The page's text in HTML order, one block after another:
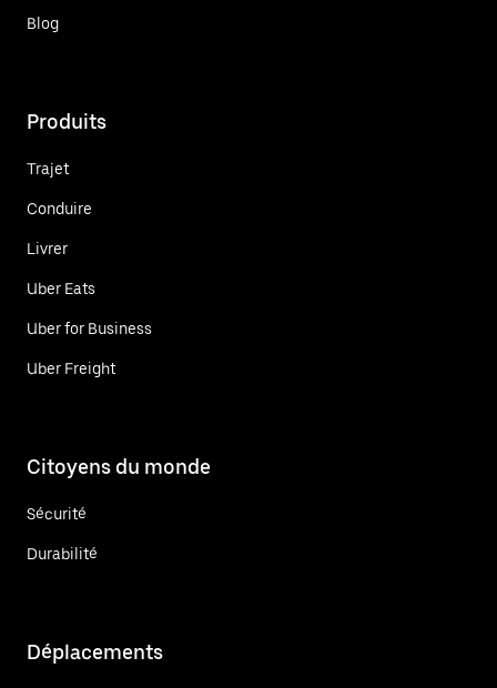
Blog
Produits
Trajet
Conduire
Livrer
Uber Eats
Uber for Business
Uber Freight
Citoyens du monde
Sécurité
Durabilité
Déplacements